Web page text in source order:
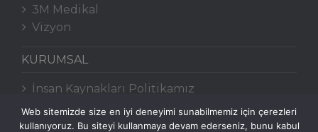
3M Medikal
Vizyon
KURUMSAL
İnsan Kaynakları Politikamız
Ücret Politikamız
Kariyer ve Eğitim Olanaklarımız
Web sitemizde size en iyi deneyimi sunabilmemiz için çerezleri
kullanıyoruz. Bu siteyi kullanmaya devam ederseniz, bunu kabul